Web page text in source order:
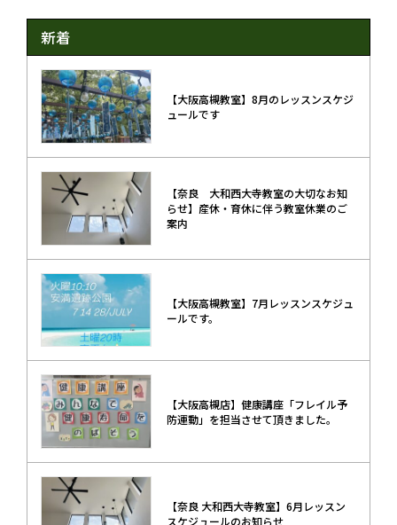
新着
【大阪高槻教室】8月のレッスンスケジ
ュールです
【奈良 大和西大寺教室の大切なお知
らせ】産休・育休に伴う教室休業のご
案内
【大阪高槻教室】7月レッスンスケジュ
ールです。
【大阪高槻店】健康講座「フレイル予
防運動」を担当させて頂きました。
【奈良 大和西大寺教室】6月レッスン
スケジュールのお知らせ